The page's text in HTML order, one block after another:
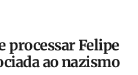
processar Felipe
ao nazismo